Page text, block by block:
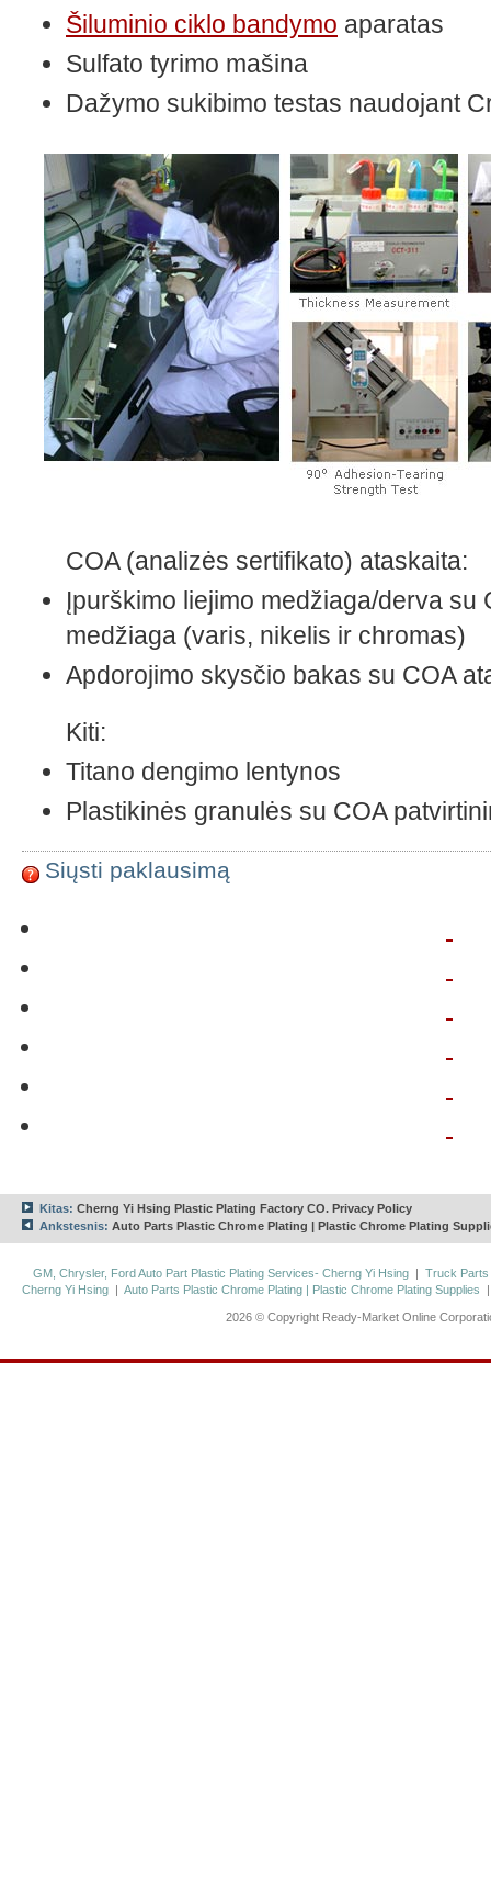
Šiluminio ciklo bandymo aparatas
Sulfato tyrimo mašina
Dažymo sukibimo testas naudojant
COA (analizės sertifikato) ataskaita:
Įpurškimo liejimo medžiaga/derva su
medžiaga (varis, nikelis ir chromas)
Apdorojimo skysčio bakas su COA
Kiti:
Titano dengimo lentynos
Plastikinės granulės su COA
Siųsti paklausimą
Kitas: Cherng Yi Hsing Plastic Plating Factory CO. Privacy Policy
Ankstesnis: Auto Parts Plastic Chrome Plating | Plastic Chrome Plating
GM, Chrysler, Ford Auto Part Plastic Plating Services- Cherng Yi Hsing | Truck Parts
Cherng Yi Hsing |Auto Parts Plastic Chrome Plating | Plastic Chrome Plating Supplies
2026 © Copyright Ready-Market Online